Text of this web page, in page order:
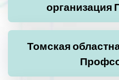
организация
Томская